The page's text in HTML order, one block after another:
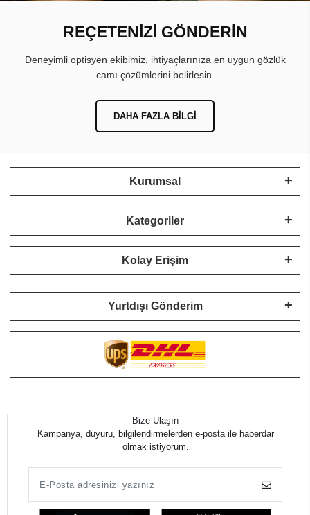
REÇETENİZİ GÖNDERİN
Deneyimli optisyen ekibimiz, ihtiyaçlarınıza en uygun gözlük
camı çözümlerini belirlesin.
DAHA FAZLA BILGI
Kurumsal
Kategoriler
Kolay Erişim
Yurtdışı Gönderim
Bize Ulaşın
Kampanya, duyuru, bilgilendirmelerden e-posta ile haberdar
olmak istiyorum.